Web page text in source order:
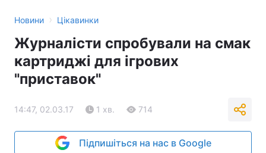
Новини › Цікавинки
Журналісти спробували на смак
картриджі для ігрових
"приставок"
14:47, 02.03.17 1 хв. 714
Підпишіться на нас в Google